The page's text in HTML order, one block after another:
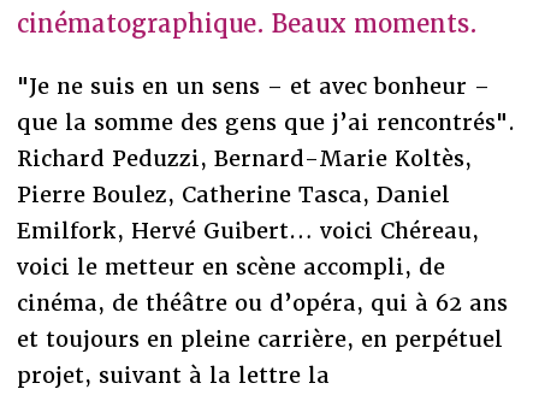
cinématographique. Beaux moments.
"Je ne suis en un sens – et avec bonheur –
que la somme des gens que j’ai rencontrés".
Richard Peduzzi, Bernard-Marie Koltès,
Pierre Boulez, Catherine Tasca, Daniel
Emilfork, Hervé Guibert… voici Chéreau,
voici le metteur en scène accompli, de
cinéma, de théâtre ou d’opéra, qui à 62 ans
et toujours en pleine carrière, en perpétuel
projet, suivant à la lettre la